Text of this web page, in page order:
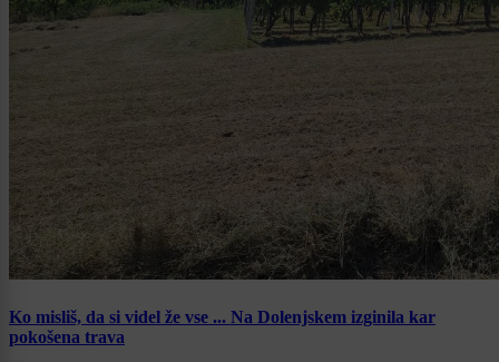
Ko misliš, da si videl že vse ... Na Dolenjskem izginila kar
pokošena trava